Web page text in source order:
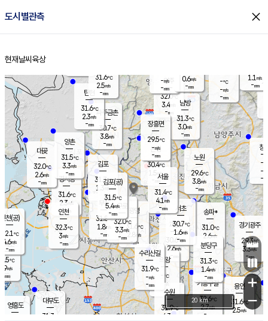
도시별관측 close
홈
현재날씨 육상
의도
℃
m/s
mm
영흥도
양주
32.0℃
3.4
-mm
과천
30.6℃
2.6m/s
- mm
용인
31.6℃
2.5m/s
경기광주
29.3℃
3.3m/s
-mm
대부도
31.3
경서동
31.6℃
2.3 m/s
-mm
파주금촌
30.7℃
3.8m/s
-mm
-℃
-m/s
-mm
대곶
32.0℃
2.6m/s
-mm
창
-
-m/
-
탄현
31.6℃
2.3m/s
-mm
1.1 m/s
-mm
의왕
- ℃
m/s
mm
김포
31.7℃
1.3 m/s
mm
광명
31.6 ℃
2.8 m/s
-mm
부천
31.8℃
1.8m/s
-mm
양촌
31.5℃
3.3m/s
-mm
구로
32.0℃
3.3m/s
-mm
은평
30.4℃
1.5 m/s
- mm
노원
29.6℃
3.8m/s
-mm
송파*
31.0℃
2.6m/s
-mm
서초
30.7℃
1.6m/s
-mm
남방
31.3℃
3.0m/s
-mm
기흥구갈
32.6℃
2.7m/s
-
수리산길
31.9℃
-m/s
-mm
분당구
31.3℃
1.4m/s
-mm
장흥면
29.5℃
-m/s
-mm
-m/s
-mm
인천(공)
32.1℃
4.6m/s
-mm
김포(공)
31.5℃
5.4m/s
-mm
수원
31.9℃
4.3 m/s
인천
32.3℃
3m/s
-mm
서울
31.4℃
4.1 m/s
-mm
31.6℃
2.5m/s
-mm
0.6m/s
-mm
+
−
20 km